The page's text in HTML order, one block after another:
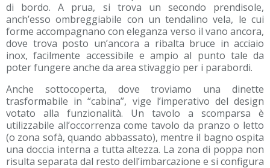
di bordo. A prua, si trova un secondo prendisole,
anch’esso ombreggiabile con un tendalino vela, le cui
forme accompagnano con eleganza verso il vano ancora,
dove trova posto un’ancora a ribalta bruce in acciaio
inox, facilmente accessibile e ampio al punto tale da
poter fungere anche da area stivaggio per i parabordi.
Anche sottocoperta, dove troviamo una dinette
trasformabile in “cabina”, vige l’imperativo del design
votato alla funzionalità. Un tavolo a scomparsa è
utilizzabile all’occorrenza come tavolo da pranzo o letto
(o zona sofà, quando abbassato), mentre il bagno ospita
una doccia interna a tutta altezza. La zona di poppa non
risulta separata dal resto dell’imbarcazione e si configura